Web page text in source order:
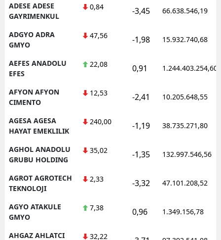
ADESE ADESE
GAYRIMENKUL
0,84 -3,45 66.638.546,19
ADGYO ADRA
GMYO
47,56 -1,98 15.932.740,68
AEFES ANADOLU
EFES
22,08 0,91 1.244.403.254,60
AFYON AFYON
CIMENTO
12,53 -2,41 10.205.648,55
AGESA AGESA
HAYAT EMEKLILIK
240,00 -1,19 38.735.271,80
AGHOL ANADOLU
GRUBU HOLDING
35,02 -1,35 132.997.546,56
AGROT AGROTECH
TEKNOLOJI
2,33 -3,32 47.101.208,52
AGYO ATAKULE
GMYO
7,38 0,96 1.349.156,78
AHGAZ AHLATCI
32,22